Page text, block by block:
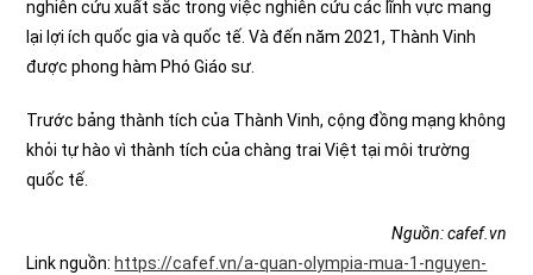
nghiên cứu xuất sắc trong việc nghiên cứu các lĩnh vực mang
lại lợi ích quốc gia và quốc tế. Và đến năm 2021, Thành Vinh
được phong hàm Phó Giáo sư.
Trước bảng thành tích của Thành Vinh, cộng đồng mạng không
khỏi tự hào vì thành tích của chàng trai Việt tại môi trường
quốc tế.
Nguồn: cafef.vn
Link nguồn: https://cafef.vn/a-quan-olympia-mua-1-nguyen-